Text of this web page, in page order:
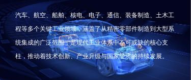
汽车、航空、船舶、核电、电子、通信、装备制造、土木工
程等多个关键工业领域，涵盖了从精密零部件制造到大型系
统集成的广泛范围，是现代工业体系中不可或缺的核心支
柱，推动着技术创新、产业升级与国家经济的持续发展。